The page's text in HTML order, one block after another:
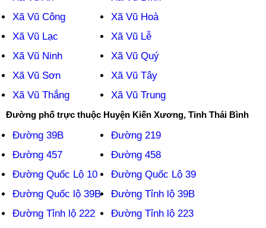
Xã Vũ Công
Xã Vũ Hoà
Xã Vũ Lạc
Xã Vũ Lễ
Xã Vũ Ninh
Xã Vũ Quý
Xã Vũ Sơn
Xã Vũ Tây
Xã Vũ Thắng
Xã Vũ Trung
Đường phố trực thuộc Huyện Kiến Xương, Tỉnh Thái Bình
Đường 39B
Đường 219
Đường 457
Đường 458
Đường Quốc Lộ 10
Đường Quốc Lộ 39
Đường Quốc lộ 39B
Đường Tỉnh lộ 39B
Đường Tỉnh lộ 222
Đường Tỉnh lộ 223